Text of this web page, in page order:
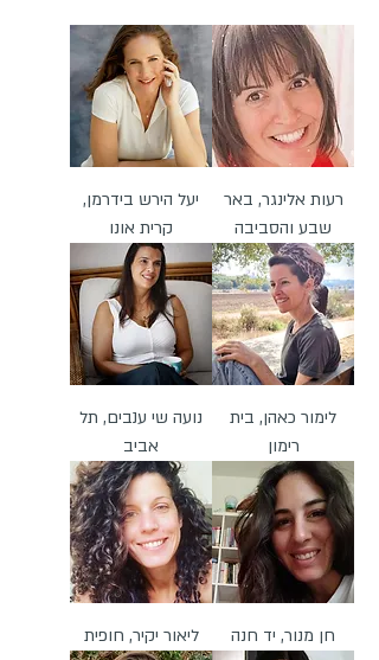
רעות אלינגר, באר
שבע והסביבה
יעל הירש בידרמן,
קרית אונו
לימור כאהן, בית
רימון
נועה שי ענבים, תל
אביב
חן מנור, יד חנה ליאור יקיר, חופית